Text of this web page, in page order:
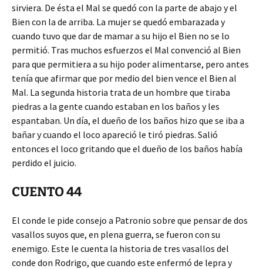
sirviera. De ésta el Mal se quedó con la parte de abajo y el
Bien con la de arriba. La mujer se quedó embarazada y
cuando tuvo que dar de mamar a su hijo el Bien no se lo
permitió. Tras muchos esfuerzos el Mal convenció al Bien
para que permitiera a su hijo poder alimentarse, pero antes
tenía que afirmar que por medio del bien vence el Bien al
Mal. La segunda historia trata de un hombre que tiraba
piedras a la gente cuando estaban en los baños y les
espantaban. Un día, el dueño de los baños hizo que se iba a
bañar y cuando el loco apareció le tiró piedras. Salió
entonces el loco gritando que el dueño de los baños había
perdido el juicio.
CUENTO 44
El conde le pide consejo a Patronio sobre que pensar de dos
vasallos suyos que, en plena guerra, se fueron con su
enemigo. Este le cuenta la historia de tres vasallos del
conde don Rodrigo, que cuando este enfermó de lepra y